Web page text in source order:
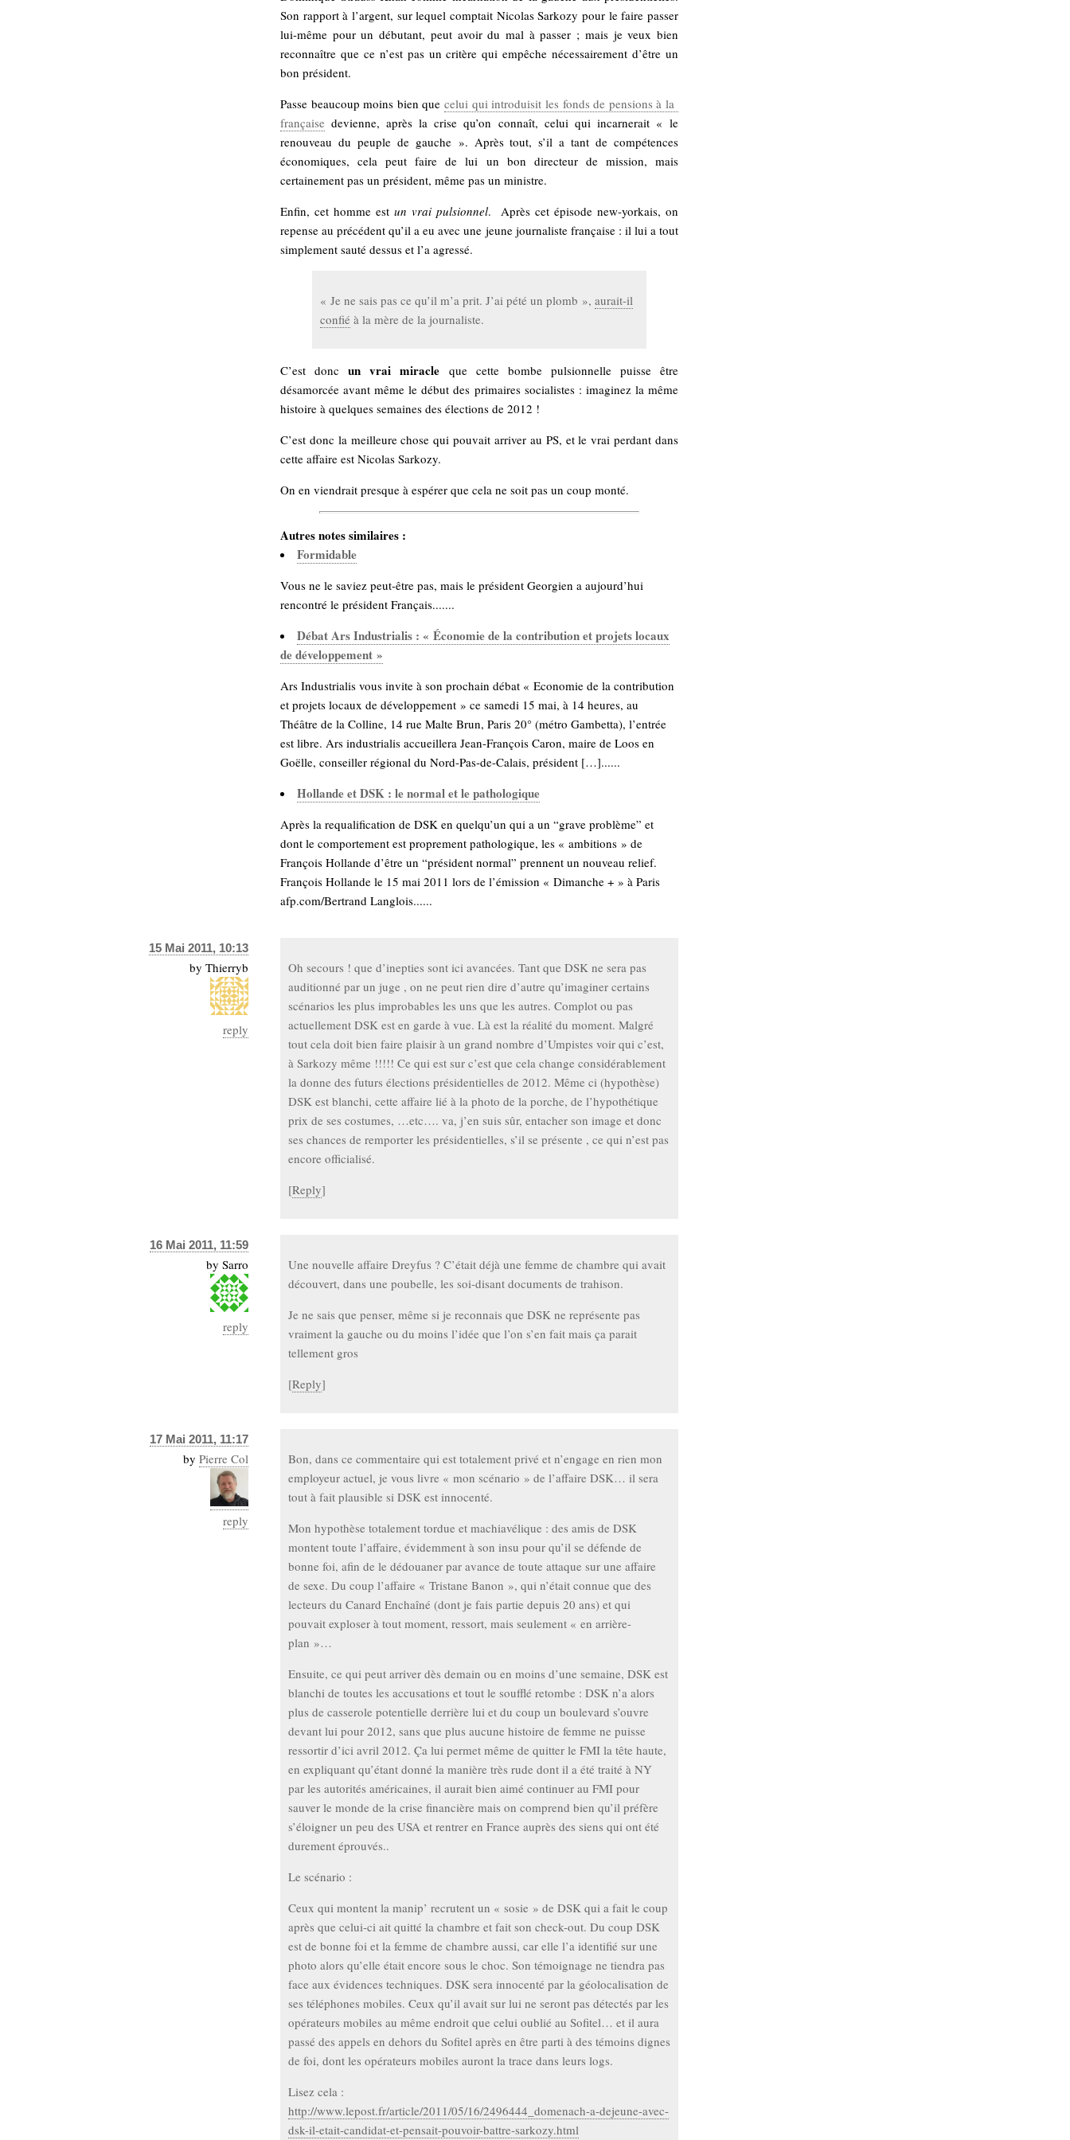
Son rapport à l’argent, sur lequel comptait Nicolas Sarkozy pour le faire passer
lui-même pour un débutant, peut avoir du mal à passer ; mais je veux bien
reconnaître que ce n’est pas un critère qui empêche nécessairement d’être un
bon président.
Passe beaucoup moins bien quecelui qui introduisit les fonds de pensions à la
française devienne, après la crise qu’on connaît, celui qui incarnerait « le
renouveau du peuple de gauche ». Après tout, s’il a tant de compétences
économiques, cela peut faire de lui un bon directeur de mission, mais
certainement pas un président, même pas un ministre.
Enfin, cet homme est un vrai pulsionnel. Après cet épisode new-yorkais, on
repense au précédent qu’il a eu avec une jeune journaliste française : il lui a tout
simplement sauté dessus et l’a agressé.
« Je ne sais pas ce qu’il m’a prit. J’ai pété un plomb », aurait-il
confié à la mère de la journaliste.
C’est doncun vrai miracle que cette bombe pulsionnelle puisse être
désamorcée avant même le début des primaires socialistes : imaginez la même
histoire à quelques semaines des élections de 2012 !
C’est donc la meilleure chose qui pouvait arriver au PS, et le vrai perdant dans
cette affaire est Nicolas Sarkozy.
On en viendrait presque à espérer que cela ne soit pas un coup monté.
Autres notes similaires :
Formidable
Vous ne le saviez peut-être pas, mais le président Georgien a aujourd’hui
rencontré le président Français.......
Débat Ars Industrialis : « Économie de la contribution et projets locaux
de développement »
Ars Industrialis vous invite à son prochain débat « Economie de la contribution
et projets locaux de développement » ce samedi 15 mai, à 14 heures, au
Théâtre de la Colline, 14 rue Malte Brun, Paris 20° (métro Gambetta), l’entrée
est libre. Ars industrialis accueillera Jean-François Caron, maire de Loos en
Goëlle, conseiller régional du Nord-Pas-de-Calais, président […]......
Hollande et DSK : le normal et le pathologique
Après la requalification de DSK en quelqu’un qui a un “grave problème” et
dont le comportement est proprement pathologique, les « ambitions » de
François Hollande d’être un “président normal” prennent un nouveau relief.
François Hollande le 15 mai 2011 lors de l’émission « Dimanche + » à Paris
afp.com/Bertrand Langlois......
15 Mai 2011, 10:13
by Thierryb
reply
Oh secours ! que d’inepties sont ici avancées. Tant que DSK ne sera pas
auditionné par un juge , on ne peut rien dire d’autre qu’imaginer certains
scénarios les plus improbables les uns que les autres. Complot ou pas
actuellement DSK est en garde à vue. Là est la réalité du moment. Malgré
tout cela doit bien faire plaisir à un grand nombre d’Umpistes voir qui c’est,
à Sarkozy même !!!!! Ce qui est sur c’est que cela change considérablement
la donne des futurs élections présidentielles de 2012. Même ci (hypothèse)
DSK est blanchi, cette affaire lié à la photo de la porche, de l’hypothétique
prix de ses costumes, …etc…. va, j’en suis sûr, entacher son image et donc
ses chances de remporter les présidentielles, s’il se présente , ce qui n’est pas
encore officialisé.
[Reply]
16 Mai 2011, 11:59
by Sarro
reply
Une nouvelle affaire Dreyfus ? C’était déjà une femme de chambre qui avait
découvert, dans une poubelle, les soi-disant documents de trahison.
Je ne sais que penser, même si je reconnais que DSK ne représente pas
vraiment la gauche ou du moins l’idée que l’on s’en fait mais ça parait
tellement gros
[Reply]
17 Mai 2011, 11:17
by Pierre Col
reply
Bon, dans ce commentaire qui est totalement privé et n’engage en rien mon
employeur actuel, je vous livre « mon scénario » de l’affaire DSK… il sera
tout à fait plausible si DSK est innocenté.
Mon hypothèse totalement tordue et machiavélique : des amis de DSK
montent toute l’affaire, évidemment à son insu pour qu’il se défende de
bonne foi, afin de le dédouaner par avance de toute attaque sur une affaire
de sexe. Du coup l’affaire « Tristane Banon », qui n’était connue que des
lecteurs du Canard Enchaîné (dont je fais partie depuis 20 ans) et qui
pouvait exploser à tout moment, ressort, mais seulement « en arrière-
plan »…
Ensuite, ce qui peut arriver dès demain ou en moins d’une semaine, DSK est
blanchi de toutes les accusations et tout le soufflé retombe : DSK n’a alors
plus de casserole potentielle derrière lui et du coup un boulevard s’ouvre
devant lui pour 2012, sans que plus aucune histoire de femme ne puisse
ressortir d’ici avril 2012. Ça lui permet même de quitter le FMI la tête haute,
en expliquant qu’étant donné la manière très rude dont il a été traité à NY
par les autorités américaines, il aurait bien aimé continuer au FMI pour
sauver le monde de la crise financière mais on comprend bien qu’il préfère
s’éloigner un peu des USA et rentrer en France auprès des siens qui ont été
durement éprouvés..
Le scénario :
Ceux qui montent la manip’ recrutent un « sosie » de DSK qui a fait le coup
après que celui-ci ait quitté la chambre et fait son check-out. Du coup DSK
est de bonne foi et la femme de chambre aussi, car elle l’a identifié sur une
photo alors qu’elle était encore sous le choc. Son témoignage ne tiendra pas
face aux évidences techniques. DSK sera innocenté par la géolocalisation de
ses téléphones mobiles. Ceux qu’il avait sur lui ne seront pas détectés par les
opérateurs mobiles au même endroit que celui oublié au Sofitel… et il aura
passé des appels en dehors du Sofitel après en être parti à des témoins dignes
de foi, dont les opérateurs mobiles auront la trace dans leurs logs.
Lisez cela :
http://www.lepost.fr/article/2011/05/16/2496444_domenach-a-dejeune-avec-
dsk-il-etait-candidat-et-pensait-pouvoir-battre-sarkozy.html